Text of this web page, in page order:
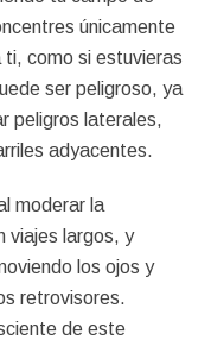
únicamente
como si estuvieras
ser peligroso, ya
peligros laterales,
adyacentes.
moderar la
viajes largos, y
los ojos y
retrovisores.
de este